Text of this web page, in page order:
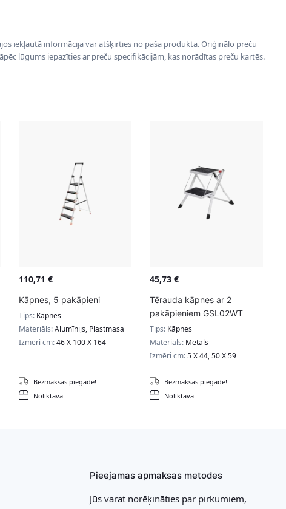
iekļautā informācija var atšķirties no paša produkta. Oriģinālo preču
lūgums iepazīties ar preču specifikācijām, kas norādītas preču kartēs.
110,71 €
Kāpnes, 5 pakāpieni
Tips: Kāpnes
Materiāls:Alumīnijs, Plastmasa
Izmēri cm:46 X 100 X 164
Noliktavā
Bezmaksas piegāde!
45,73€
Tērauda kāpnes ar 2
pakāpieniem GSL02WT
Tips: Kāpnes
Materiāls: Metāls
Izmēri cm:5 X 44, 50 X 59
Noliktavā
Bezmaksas piegāde!
Pieejamas apmaksas metodes
Jūs varat norēķināties par pirkumiem,